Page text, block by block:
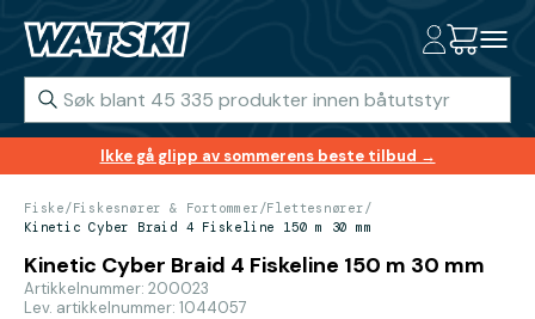
Ikke gå glipp av sommerens beste tilbud →
Fiske/Fiskesnører & Fortommer/Flettesnører/
Kinetic Cyber Braid 4 Fiskeline 150 m 30 mm
Kinetic Cyber Braid 4 Fiskeline 150 m 30 mm
Artikkelnummer: 200023
Lev. artikkelnummer: 1044057